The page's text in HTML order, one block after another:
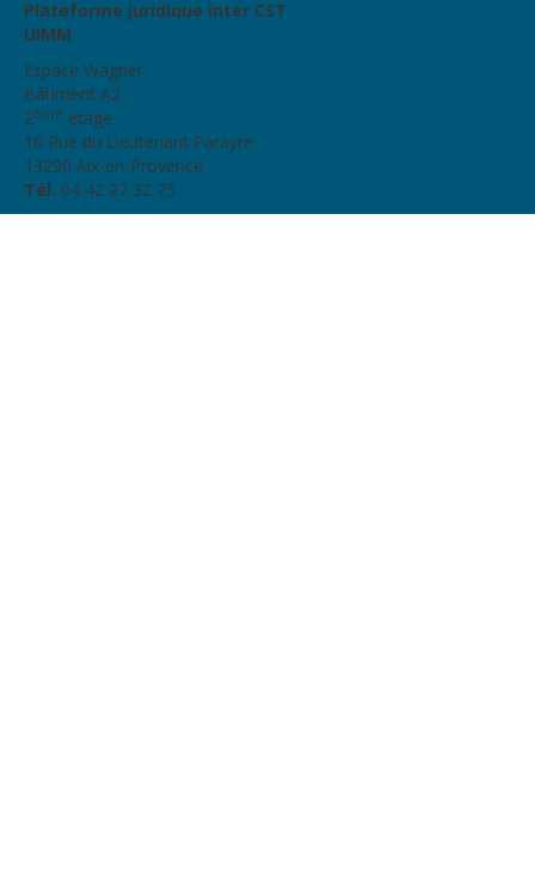
Plateforme juridique inter CST
UIMM
Espace Wagner
Bâtiment A2
2ème étage
10 Rue du Lieutenant Parayre
13290 Aix-en-Provence
Tél. 04 42 27 32 75